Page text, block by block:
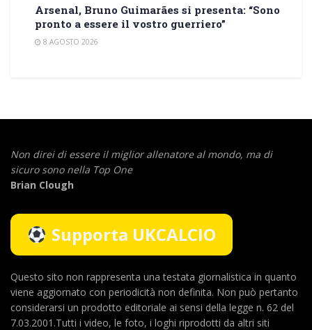
Arsenal, Bruno Guimarães si presenta: “Sono
pronto a essere il vostro guerriero”
8 AGOSTO 2026
Non direi di essere il miglior allenatore al mondo, ma di
sicuro sono nella Top One
Brian Clough
Supporta UKCALCIO
Questo sito non rappresenta una testata giornalistica in quanto
viene aggiornato con periodicità non definita. Non può pertanto
considerarsi un prodotto editoriale ai sensi della legge n. 62 del
7.03.2001.Tutti i video, le foto, i loghi riprodotti da altri siti